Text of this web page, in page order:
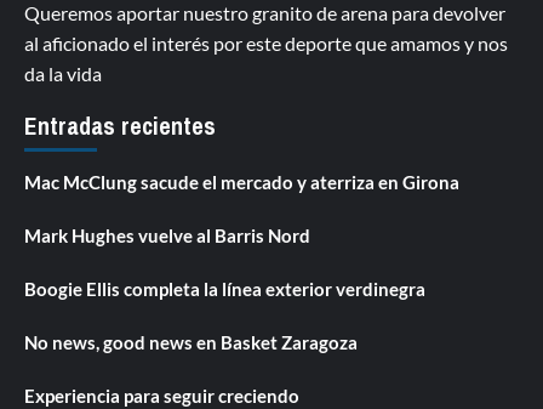
Queremos aportar nuestro granito de arena para devolver
al aficionado el interés por este deporte que amamos y nos
da la vida
Entradas recientes
Mac McClung sacude el mercado y aterriza en Girona
Mark Hughes vuelve al Barris Nord
Boogie Ellis completa la línea exterior verdinegra
No news, good news en Basket Zaragoza
Experiencia para seguir creciendo